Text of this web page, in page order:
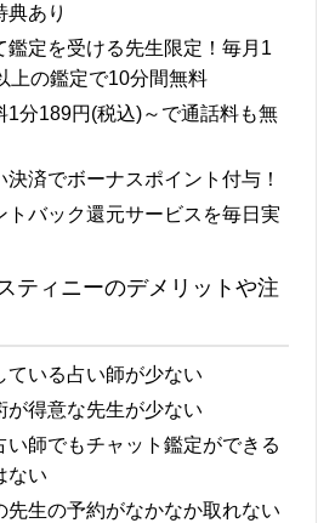
典あり
定を受ける先生限定！毎月1
上の鑑定で10分間無料
分189円(税込)～で通話料も無
済でボーナスポイント付与！
バック還元サービスを毎日実
ティニーのデメリットや注
いる占い師が少ない
得意な先生が少ない
師でもチャット鑑定ができる
ない
生の予約がなかなか取れない